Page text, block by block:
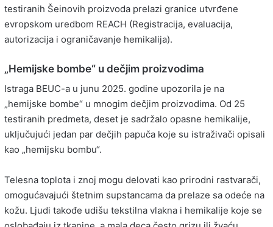
testiranih Šeinovih proizvoda prelazi granice utvrđene
evropskom uredbom REACH (Registracija, evaluacija,
autorizacija i ograničavanje hemikalija).
„Hemijske bombe“ u dečjim proizvodima
Istraga BEUC-a u junu 2025. godine upozorila je na
„hemijske bombe“ u mnogim dečjim proizvodima. Od 25
testiranih predmeta, deset je sadržalo opasne hemikalije,
uključujući jedan par dečjih papuča koje su istraživači opisali
kao „hemijsku bombu“.
Telesna toplota i znoj mogu delovati kao prirodni rastvarači,
omogućavajući štetnim supstancama da prelaze sa odeće na
kožu. Ljudi takođe udišu tekstilna vlakna i hemikalije koje se